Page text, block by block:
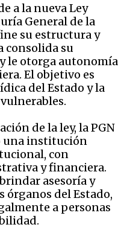
a la nueva Ley
General de la
su estructura y
consolida su
le otorga autonomía
El objetivo es
del Estado y la
de la ley, la PGN
una institución
con
y financiera.
asesoría y
del Estado,
a personas